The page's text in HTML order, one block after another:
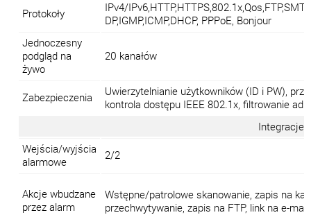
Protokoły
IPv4/
DP,IGMP,ICMP,DHCP, PPPoE, Bonjour
Jednoczesny
podgląd na
żywo
20 kanałów
Zabezpieczenia
Uwierzytelnianie użytkowników (ID i PW),
kontrola dostępu IEEE 802.1x, filtrowanie
Integracje
Wejścia/wyjścia
alarmowe
2/2
Akcje wbudzane
przez alarm
Wstępne/patrolowe skanowanie, zapis na
przechwytywanie, zapis na FTP, link na e-mail